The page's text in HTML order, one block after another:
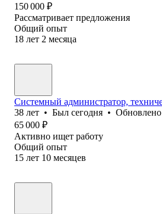
150 000 ₽
Рассматривает предложения
Общий опыт
18 лет 2 месяца
Системный администратор,
38 лет • Был сегодня • Обновлено
65 000 ₽
Активно ищет работу
Общий опыт
15 лет 10 месяцев